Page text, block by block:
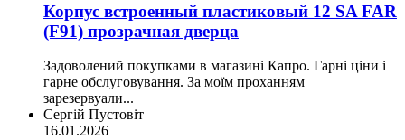
Корпус встроенный пластиковый 12 SA FAR
(F91) прозрачная дверца
Задоволений покупками в магазині Капро. Гарні ціни і
гарне обслуговування. За моїм проханням
зарезервуали...
Сергій Пустовіт
16.01.2026